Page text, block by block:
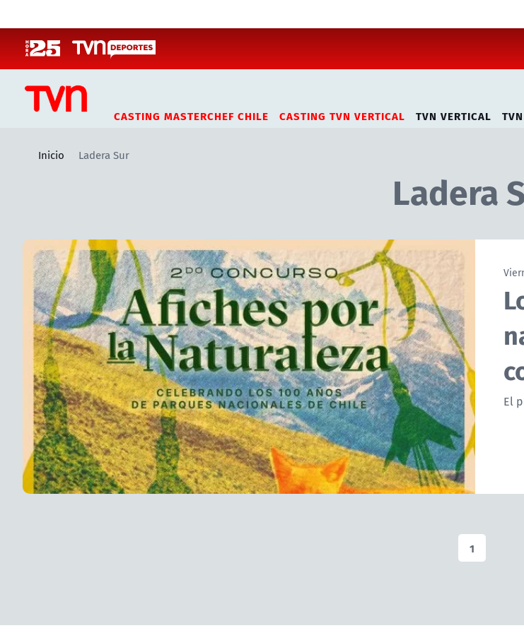
CASTING MASTERCHEF CHILE CASTING TVN VERTICAL TVN VERTICAL
Inicio Ladera Sur
Ladera
Artículos relacionados con Ladera Sur
El
1